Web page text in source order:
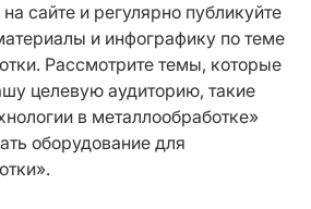
сайте и регулярно публикуйте
и инфографику по теме
Рассмотрите темы, которые
целевую аудиторию, такие
в металлообработке»
оборудование для